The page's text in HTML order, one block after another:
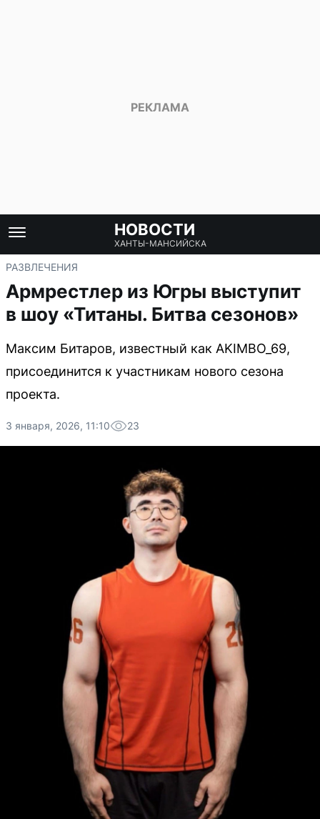
НОВОСТИ
ХАНТЫ-МАНСИЙСКА
РАЗВЛЕЧЕНИЯ
Армрестлер из Югры выступит
в шоу «Титаны. Битва сезонов»
Максим Битаров, известный как AKIMBO_69,
присоединится к участникам нового сезона
проекта.
3 января, 2026, 11:10 23